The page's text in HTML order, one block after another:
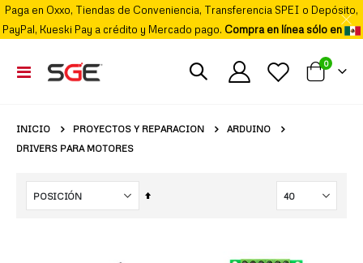
Paga en Oxxo, Tiendas de Conveniencia, Transferencia SPEI o Depósito,
PayPal, Kueski Pay a crédito y Mercado pago. Compra en línea sólo en
Cambiar
Nav
Mi carrito
0
INICIO PROYECTOS Y REPARACION
ARDUINO
DRIVERS PARA MOTORES
Fijar